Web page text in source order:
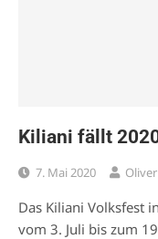
Kiliani fällt
7. Mai 2020
Das Kiliani Volksfest
vom 3. Juli bis zum